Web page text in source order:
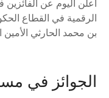
أعلن اليوم عن
الرقمية في القطاع
بن محمد الحارثي الأمين
الجوائز في